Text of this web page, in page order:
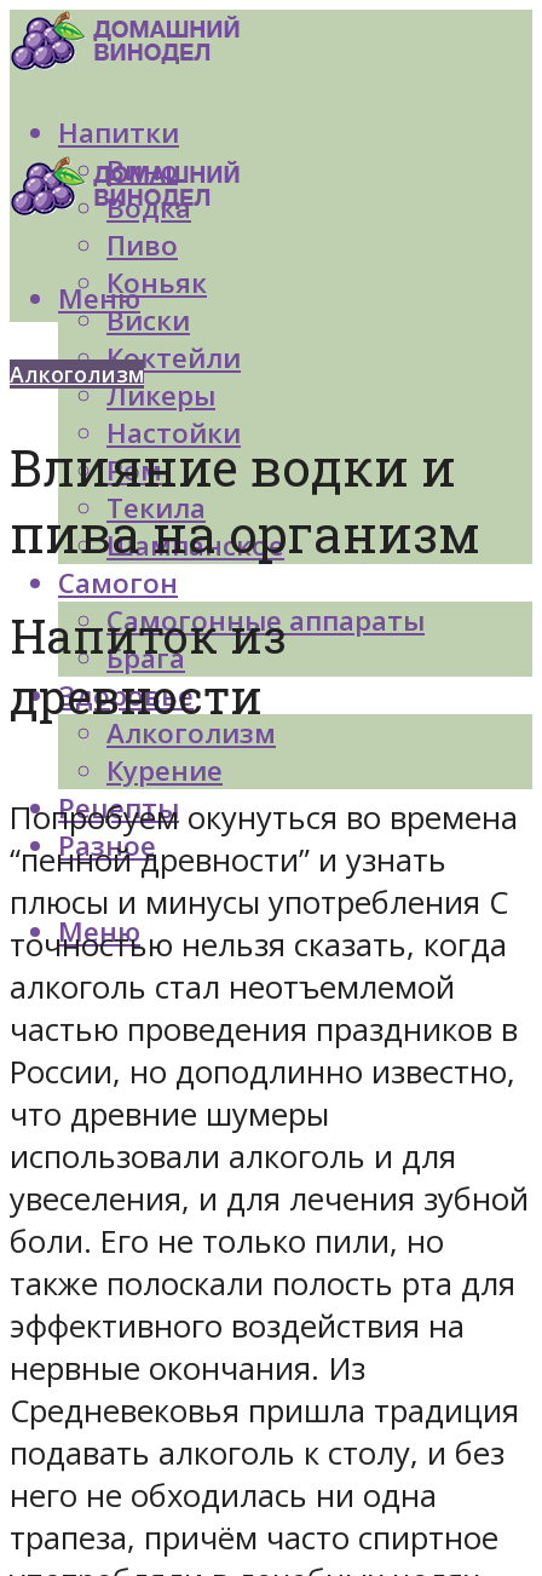
Напитки
Вино
Водка
Пиво
Коньяк
Виски
Коктейли
Ликеры
Настойки
Ром
Текила
Шампанское
Самогон
Самогонные аппараты
Брага
Здоровье
Алкоголизм
Курение
Рецепты
Разное
Меню
Меню
Алкоголизм
Влияние водки и
пива на организм
Напиток из
древности
Попробуем окунуться во времена
“пенной древности” и узнать
плюсы и минусы употребления С
точностью нельзя сказать, когда
алкоголь стал неотъемлемой
частью проведения праздников в
России, но доподлинно известно,
что древние шумеры
использовали алкоголь и для
увеселения, и для лечения зубной
боли. Его не только пили, но
также полоскали полость рта для
эффективного воздействия на
нервные окончания. Из
Средневековья пришла традиция
подавать алкоголь к столу, и без
него не обходилась ни одна
трапеза, причём часто спиртное